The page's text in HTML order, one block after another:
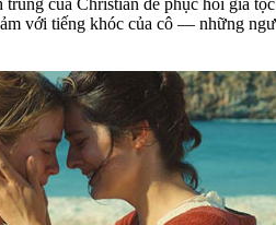
với tiếng khóc của cô — những